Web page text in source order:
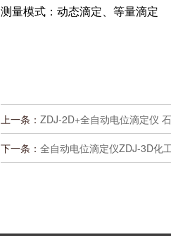
测量模式：动态滴定、等量滴定
上一条： ZDJ-2D+全自动电位滴定仪
下一条： 全自动电位滴定仪ZDJ-3D化